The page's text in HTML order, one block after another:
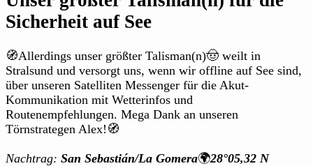
Sicherheit auf See
🧭Allerdings unser größter Talisman(n)🤠 weilt in
Stralsund und versorgt uns, wenn wir offline auf See sind,
über unseren Satelliten Messenger für die Akut-
Kommunikation mit Wetterinfos und
Routenempfehlungen. Mega Dank an unseren
Törnstrategen Alex!🧭
Nachtrag: San Sebastián/La Gomera🌍28°05,32 N